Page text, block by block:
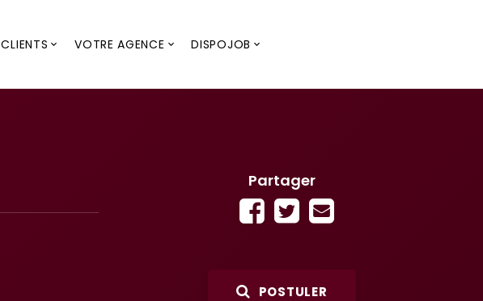
CLIENTS VOTRE AGENCE DISPOJOB
Partager
POSTULER